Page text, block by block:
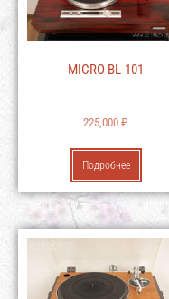
MICRO BL-101
225,000 ₽
Подробнее